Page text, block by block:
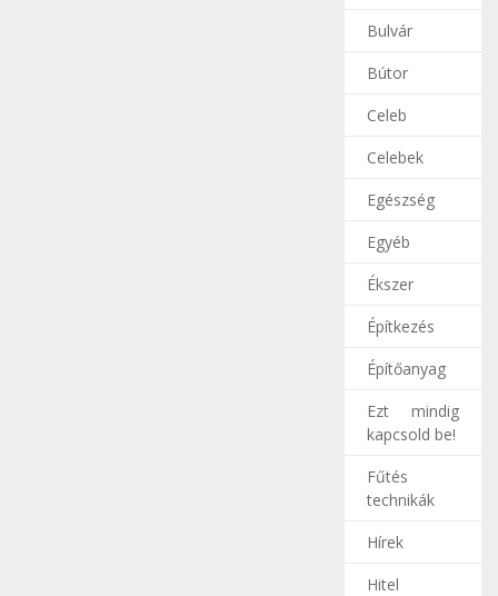
Bulvár
Bútor
Celeb
Celebek
Egészség
Egyéb
Ékszer
Építkezés
Építőanyag
Ezt mindig
kapcsold be!
Fűtés
technikák
Hírek
Hitel